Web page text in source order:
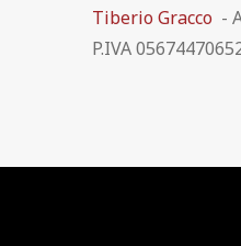
Tiberio Gracco -
P.IVA